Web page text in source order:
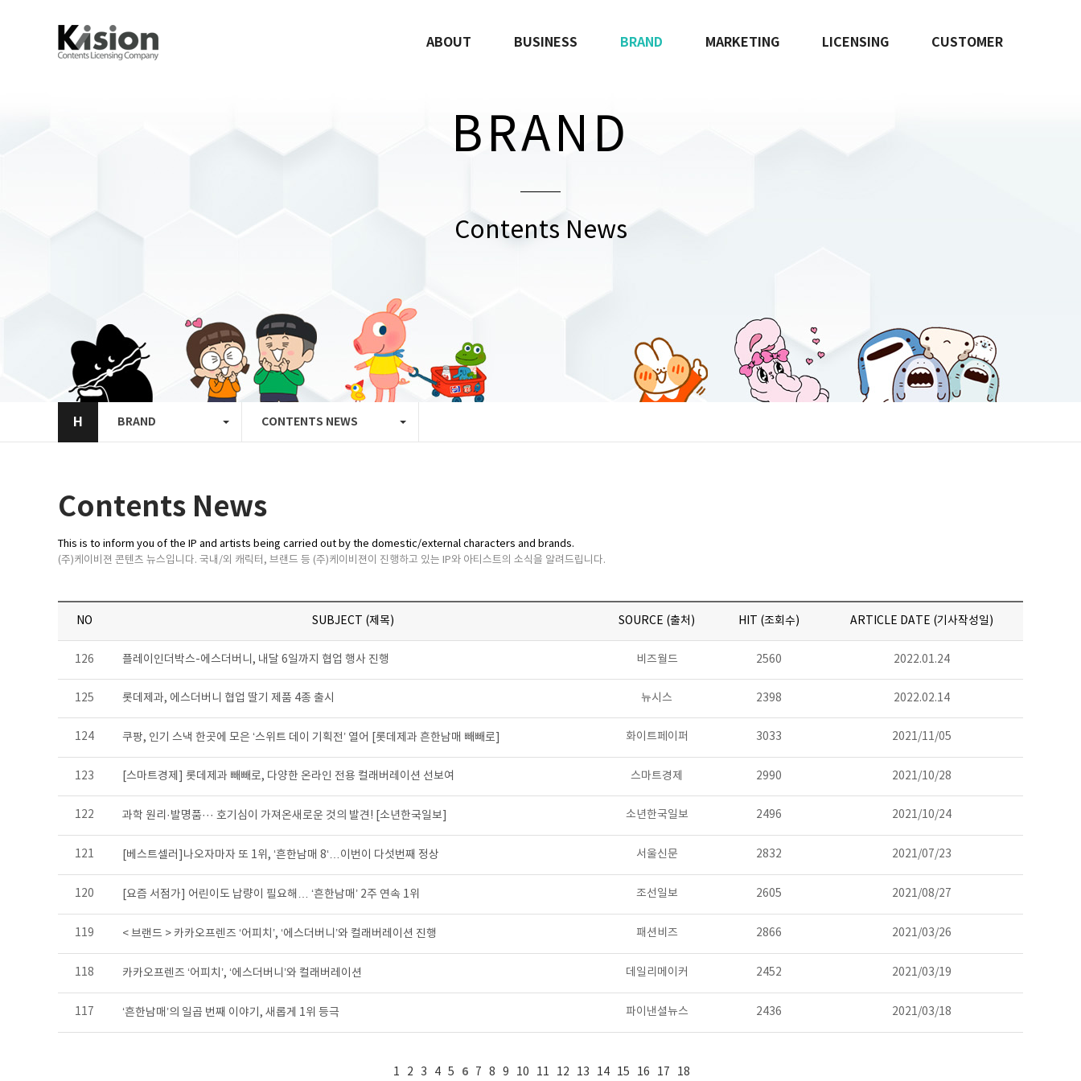
ABOUT BUSINESS BRAND MARKETING LICENSING CUSTOMER
BRAND
Contents News
H BRAND CONTENTS NEWS
Contents News
This is to inform you of the IP and artists being carried out by the domestic/external characters and brands.
(주)케이비젼 콘텐츠 뉴스입니다. 국내/외 캐릭터, 브랜드 등 (주)케이비젼이 진행하고 있는 IP와 아티스트의 소식을 알려드립니다.
NO SUBJECT (제목) SOURCE (출처) HIT (조회수) ARTICLE DATE (기사작성일)
126 플레이인더박스-에스더버니, 내달 6일까지 협업 행사 진행 비즈월드 2560 2022.01.24
125 롯데제과, 에스더버니 협업 딸기 제품 4종 출시 뉴시스 2398 2022.02.14
124 쿠팡, 인기 스낵 한곳에 모은 ‘스위트 데이 기획전’ 열어 [롯데제과 흔한남매 빼빼로] 화이트페이퍼 3033 2021/11/05
123 [스마트경제] 롯데제과 빼빼로, 다양한 온라인 전용 컬래버레이션 선보여 스마트경제 2990 2021/10/28
122 과학 원리·발명품··· 호기심이 가져온새로운 것의 발견! [소년한국일보] 소년한국일보 2496 2021/10/24
121 [베스트셀러]나오자마자 또 1위, ‘흔한남매 8‘…이번이 다섯번째 정상 서울신문 2832 2021/07/23
120 [요즘 서점가] 어린이도 납량이 필요해… ‘흔한남매’ 2주 연속 1위 조선일보 2605 2021/08/27
119 < 브랜드 > 카카오프렌즈 ‘어피치’, ‘에스더버니’와 컬래버레이션 진행 패션비즈 2866 2021/03/26
118 카카오프렌즈 ‘어피치’, ‘에스더버니’와 컬래버레이션 데일리메이커 2452 2021/03/19
117 ‘흔한남매’의 일곱 번째 이야기, 새롭게 1위 등극 파이낸셜뉴스 2436 2021/03/18
1 2 3 4 5 6 7 8 9 10 11 12 13 14 15 16 17 18